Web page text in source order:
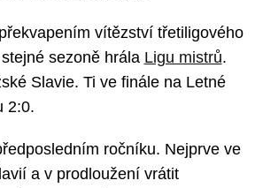
vítězství třetiligového
sezoně hrála Ligu mistrů.
Slavie. Ti ve finále na Letné
2:0.
ročníku. Nejprve ve
a v prodloužení vrátit